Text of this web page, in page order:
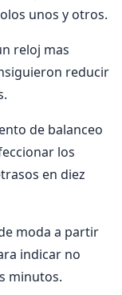
unos y otros.
reloj mas
reducir
de balanceo
los
en diez
moda a partir
indicar no
minutos.